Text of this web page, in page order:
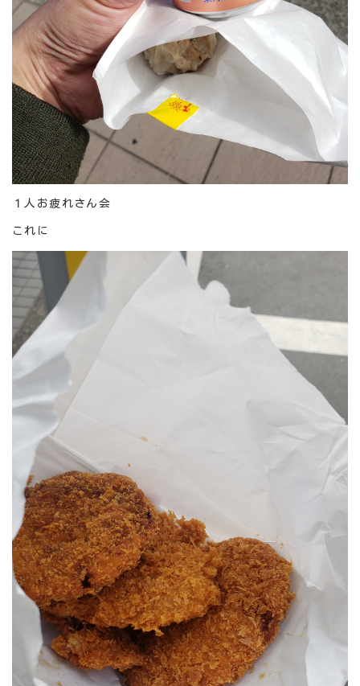
１人お疲れさん会
これに